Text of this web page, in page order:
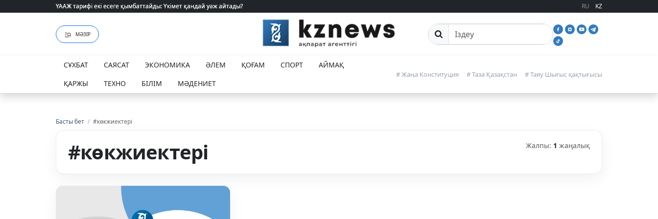
ҮААЖ тарифі екі есеге қымбаттайды: Үкімет қандай уәж айтады?
ҮААЖ тарифі екі есеге қымбаттайды: Үкімет қандай уәж айтады? RU KZ
МӘЗІР Сайттан іздеу
СҰХБАТ САЯСАТ ЭКОНОМИКА ӘЛЕМ ҚОҒАМ СПОРТ
АЙМАҚ
ҚАРЖЫ
ТЕХНО БІЛІМ МӘДЕНИЕТ
# Жаңа Конституция # Таза Қазақстан # Таяу Шығыс қақтығысы
Басты бет / #көкжиектері
#көкжиектері Жалпы: 1 жаңалық